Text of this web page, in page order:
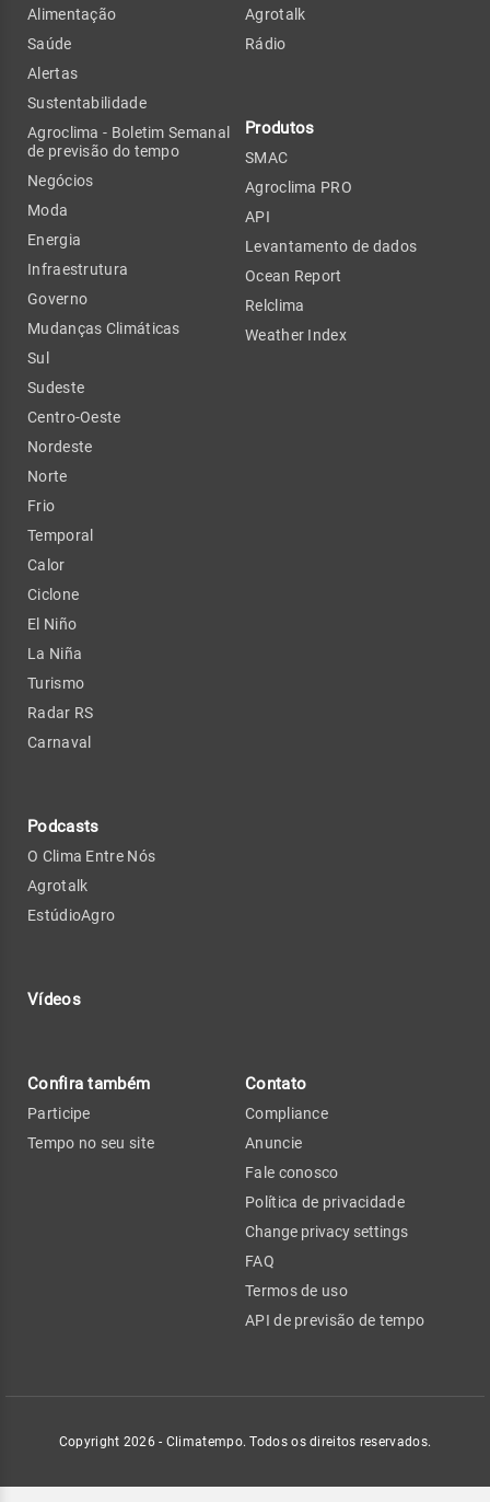
Alimentação
Saúde
Alertas
Sustentabilidade
Agroclima - Boletim Semanal
de previsão do tempo
Negócios
Moda
Energia
Infraestrutura
Governo
Mudanças Climáticas
Sul
Sudeste
Centro-Oeste
Nordeste
Norte
Frio
Temporal
Calor
Ciclone
El Niño
La Niña
Turismo
Radar RS
Carnaval
Podcasts
O Clima Entre Nós
Agrotalk
EstúdioAgro
Vídeos
Agrotalk
Rádio
Produtos
SMAC
Agroclima PRO
API
Levantamento de dados
Ocean Report
Relclima
Weather Index
Confira também
Participe
Tempo no seu site
Contato
Compliance
Anuncie
Fale conosco
Política de privacidade
Change privacy settings
FAQ
Termos de uso
API de previsão de tempo
Copyright 2026 - Climatempo. Todos os direitos reservados.